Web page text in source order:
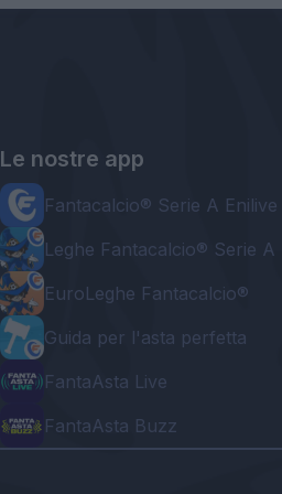
Le nostre app
Fantacalcio® Serie A Enilive
Leghe Fantacalcio® Serie A
EuroLeghe Fantacalcio®
Guida per l'asta perfetta
FantaAsta Live
FantaAsta Buzz